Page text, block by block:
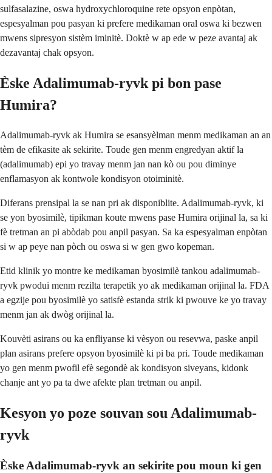
sulfasalazine, oswa hydroxychloroquine rete opsyon enpòtan,
espesyalman pou pasyan ki prefere medikaman oral oswa ki bezwen
mwens sipresyon sistèm iminitè. Doktè w ap ede w peze avantaj ak
dezavantaj chak opsyon.
Èske Adalimumab-ryvk pi bon pase
Humira?
Adalimumab-ryvk ak Humira se esansyèlman menm medikaman an an
tèm de efikasite ak sekirite. Toude gen menm engredyan aktif la
(adalimumab) epi yo travay menm jan nan kò ou pou diminye
enflamasyon ak kontwole kondisyon otoiminitè.
Diferans prensipal la se nan pri ak disponiblite. Adalimumab-ryvk, ki
se yon byosimilè, tipikman koute mwens pase Humira orijinal la, sa ki
fè tretman an pi abòdab pou anpil pasyan. Sa ka espesyalman enpòtan
si w ap peye nan pòch ou oswa si w gen gwo kopeman.
Etid klinik yo montre ke medikaman byosimilè tankou adalimumab-
ryvk pwodui menm rezilta terapetik yo ak medikaman orijinal la. FDA
a egzije pou byosimilè yo satisfè estanda strik ki pwouve ke yo travay
menm jan ak dwòg orijinal la.
Kouvèti asirans ou ka enfliyanse ki vèsyon ou resevwa, paske anpil
plan asirans prefere opsyon byosimilè ki pi ba pri. Toude medikaman
yo gen menm pwofil efè segondè ak kondisyon siveyans, kidonk
chanje ant yo pa ta dwe afekte plan tretman ou anpil.
Kesyon yo poze souvan sou Adalimumab-
ryvk
Èske Adalimumab-ryvk an sekirite pou moun ki gen